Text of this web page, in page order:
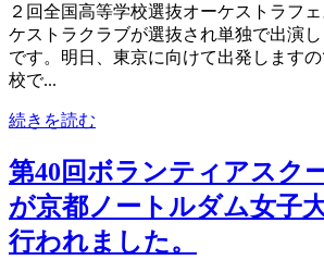
２回全国高等学校選抜オーケストラフ
ケストラクラブが選抜され単独で出演
です。明日、東京に向けて出発します
校で...
続きを読む
第40回ボランティアスク
が京都ノートルダム女子
行われました。